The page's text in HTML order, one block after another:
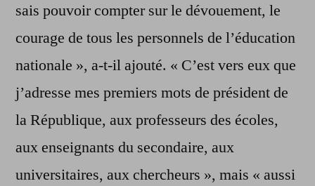
sais pouvoir compter sur le dévouement, le
courage de tous les personnels de l’éducation
nationale », a-t-il ajouté. « C’est vers eux que
j’adresse mes premiers mots de président de
la République, aux professeurs des écoles,
aux enseignants du secondaire, aux
universitaires, aux chercheurs », mais « aussi